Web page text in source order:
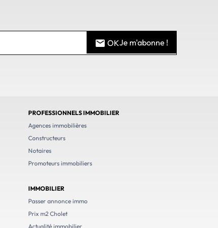
OKJe m'abonne !
PROFESSIONNELS IMMOBILIER
Agences immobilières
Constructeurs
Notaires
Promoteurs immobiliers
IMMOBILIER
Passer annonce immo
Prix m2 Cholet
Actualité immobilier